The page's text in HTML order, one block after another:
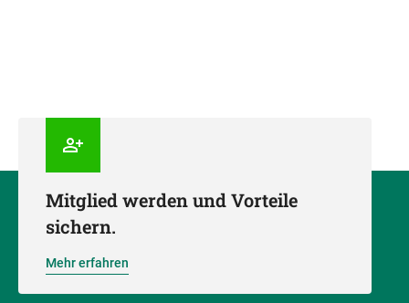
Mitglied werden und Vorteile
sichern.
Mehr erfahren